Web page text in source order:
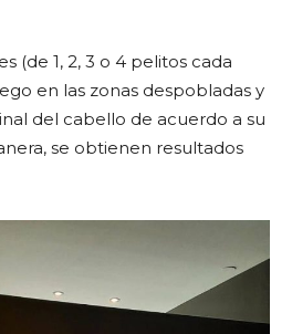
(de 1, 2, 3 o 4 pelitos cada
en las zonas despobladas y
del cabello de acuerdo a su
se obtienen resultados